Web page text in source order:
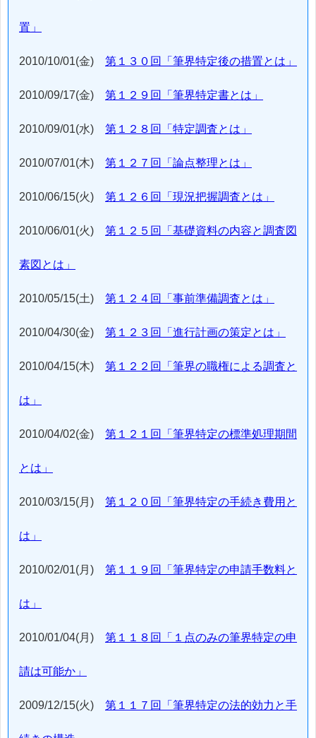
置」
2010/10/01(金) 第１３０回「筆界特定後の措置とは」
2010/09/17(金) 第１２９回「筆界特定書とは」
2010/09/01(水) 第１２８回「特定調査とは」
2010/07/01(木) 第１２７回「論点整理とは」
2010/06/15(火) 第１２６回「現況把握調査とは」
2010/06/01(火) 第１２５回「基礎資料の内容と調査図
素図とは」
2010/05/15(土) 第１２４回「事前準備調査とは」
2010/04/30(金) 第１２３回「進行計画の策定とは」
2010/04/15(木) 第１２２回「筆界の職権による調査と
は」
2010/04/02(金) 第１２１回「筆界特定の標準処理期間
とは」
2010/03/15(月) 第１２０回「筆界特定の手続き費用と
は」
2010/02/01(月) 第１１９回「筆界特定の申請手数料と
は」
2010/01/04(月) 第１１８回「１点のみの筆界特定の申
請は可能か」
2009/12/15(火) 第１１７回「筆界特定の法的効力と手